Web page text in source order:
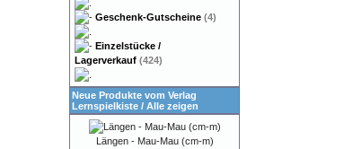
Geschenk-Gutscheine (4)
Einzelstücke /
Lagerverkauf (424)
Neue Produkte vom Verlag
Lernspielkiste / Alle zeigen
Längen - Mau-Mau (cm-m)